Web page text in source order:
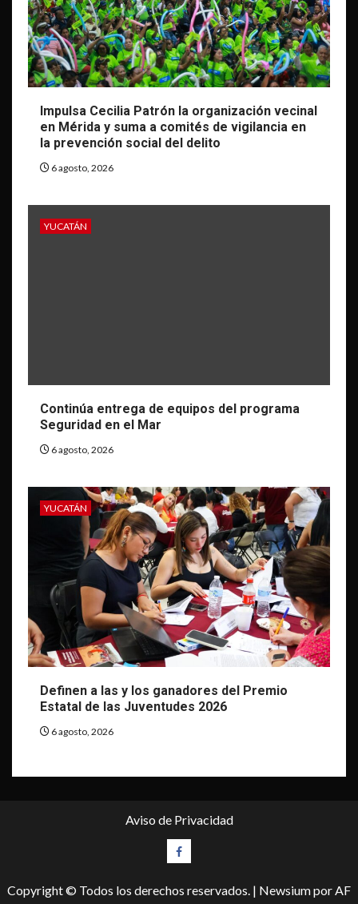
Impulsa Cecilia Patrón la organización vecinal
en Mérida y suma a comités de vigilancia en
la prevención social del delito
6 agosto, 2026
YUCATÁN
Continúa entrega de equipos del programa
Seguridad en el Mar
6 agosto, 2026
YUCATÁN
Definen a las y los ganadores del Premio
Estatal de las Juventudes 2026
6 agosto, 2026
Aviso de Privacidad
Facebook
Copyright © Todos los derechos reservados. | Newsiumpor AF